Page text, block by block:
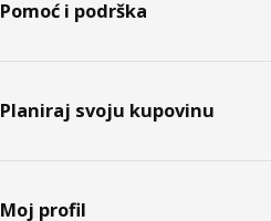
Pomoć i podrška
Planiraj svoju kupovinu
Moj profil